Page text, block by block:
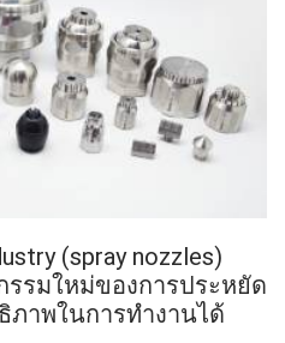
(spray nozzles)
รมใหม่ของการประหยัด
ภาพในการทำงานได้